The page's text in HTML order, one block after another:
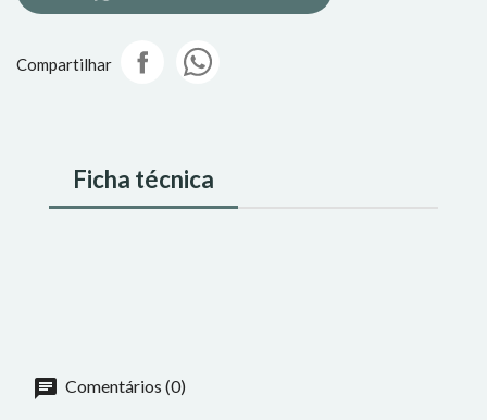
Compartilhar
Ficha técnica
Comentários (0)